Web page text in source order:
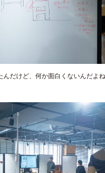
んだけど、何か面白くないんだよ